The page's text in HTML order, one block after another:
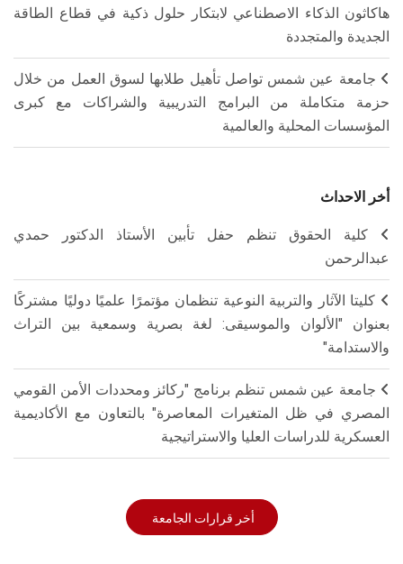
هاكاثون الذكاء الاصطناعي لابتكار حلول ذكية في قطاع الطاقة
الجديدة والمتجددة
جامعة عين شمس تواصل تأهيل طلابها لسوق العمل من خلال
حزمة متكاملة من البرامج التدريبية والشراكات مع كبرى
المؤسسات المحلية والعالمية
أخر الاحداث
كلية الحقوق تنظم حفل تأبين الأستاذ الدكتور حمدي
عبدالرحمن
كليتا الآثار والتربية النوعية تنظمان مؤتمرًا علميًا دوليًا مشتركًا
بعنوان "الألوان والموسيقى: لغة بصرية وسمعية بين التراث
والاستدامة"
جامعة عين شمس تنظم برنامج "ركائز ومحددات الأمن القومي
المصري في ظل المتغيرات المعاصرة" بالتعاون مع الأكاديمية
العسكرية للدراسات العليا والاستراتيجية
أخر قرارات الجامعة